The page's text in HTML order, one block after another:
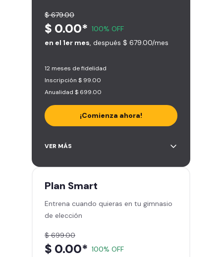
$ 679.00
$ 0.00* 100% OFF
en el 1er mes , después $ 679.00/mes
12 meses de fidelidad
Inscripción $ 99.00
Anualidad $ 699.00
¡Comienza ahora!
Acceso ilimitado a + 2.000
Entrena hasta con 5 amigos al
Sillones de masaje
Smart Fit App - Tu plan de
entrenamiento personalizado
Smart Fit GO (entrenamientos en
línea) en la app
VER MÁS
Plan Smart
Entrena cuando quieras en tu gimnasio
de elección
$ 699.00
$ 0.00* 100% OFF